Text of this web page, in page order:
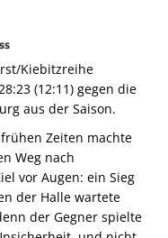
Kiebitzreihe
(12:11) gegen die
aus der Saison.
Zeiten machte
Weg nach
vor Augen: ein Sieg
der Halle wartete
der Gegner spielte